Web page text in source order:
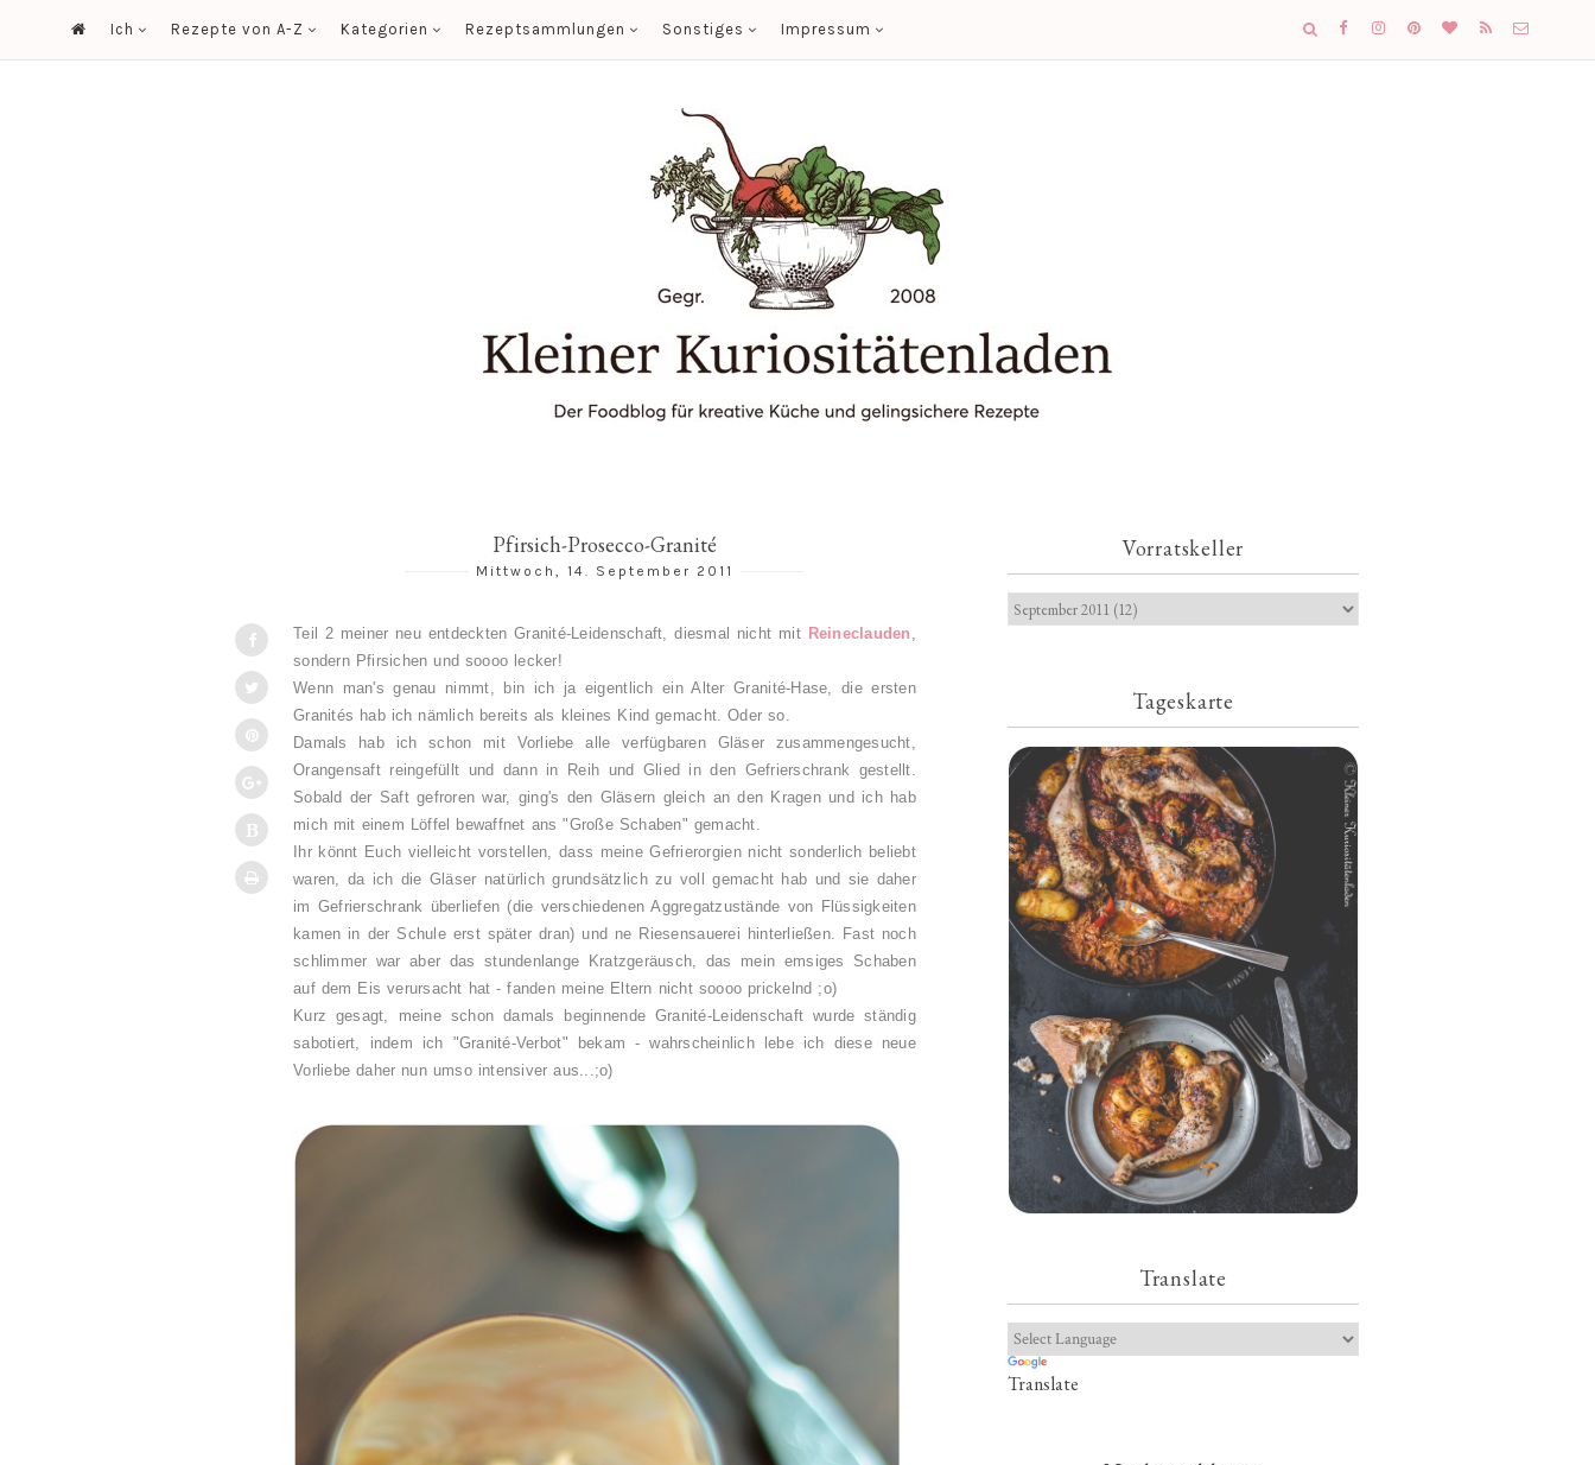
Ich Rezepte von A-Z Kategorien Rezeptsammlungen Sonstiges Impressum
Pfirsich-Prosecco-Granité
Mittwoch, 14. September 2011
Teil 2 meiner neu entdeckten Granité-Leidenschaft, diesmal nicht mit Reineclauden ,
sondern Pfirsichen und soooo lecker!
Wenn man's genau nimmt, bin ich ja eigentlich ein Alter Granité-Hase, die ersten
Granités hab ich nämlich bereits als kleines Kind gemacht. Oder so.
Damals hab ich schon mit Vorliebe alle verfügbaren Gläser zusammengesucht,
Orangensaft reingefüllt und dann in Reih und Glied in den Gefrierschrank gestellt.
Sobald der Saft gefroren war, ging's den Gläsern gleich an den Kragen und ich hab
mich mit einem Löffel bewaffnet ans "Große Schaben" gemacht.
Ihr könnt Euch vielleicht vorstellen, dass meine Gefrierorgien nicht sonderlich beliebt
waren, da ich die Gläser natürlich grundsätzlich zu voll gemacht hab und sie daher
im Gefrierschrank überliefen (die verschiedenen Aggregatzustände von Flüssigkeiten
kamen in der Schule erst später dran) und ne Riesensauerei hinterließen. Fast noch
schlimmer war aber das stundenlange Kratzgeräusch, das mein emsiges Schaben
auf dem Eis verursacht hat - fanden meine Eltern nicht soooo prickelnd ;o)
Kurz gesagt, meine schon damals beginnende Granité-Leidenschaft wurde ständig
sabotiert, indem ich "Granité-Verbot" bekam - wahrscheinlich lebe ich diese neue
Vorliebe daher nun umso intensiver aus...;o)
Vorratskeller
Tageskarte
Geschmorte Hähnchenschenkel auf
Paprikakraut und kleinen Kartoffeln
Translate
Translate